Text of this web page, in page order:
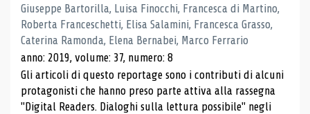
Giuseppe Bartorilla, Luisa Finocchi, Francesca di Martino,
Roberta Franceschetti, Elisa Salamini, Francesca Grasso,
Caterina Ramonda, Elena Bernabei, Marco Ferrario
anno: 2019, volume: 37, numero: 8
Gli articoli di questo reportage sono i contributi di alcuni
protagonisti che hanno preso parte attiva alla rassegna
"Digital Readers. Dialoghi sulla lettura possibile" negli